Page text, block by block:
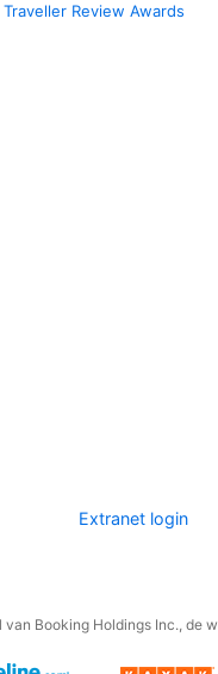
Traveller Review Awards
Extranet login
van Booking Holdings Inc., de